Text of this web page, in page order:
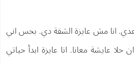
انا مش عايزة الشقة دي. بحس اني
عايشة معانا. انا عايزة ابدأ حياتي